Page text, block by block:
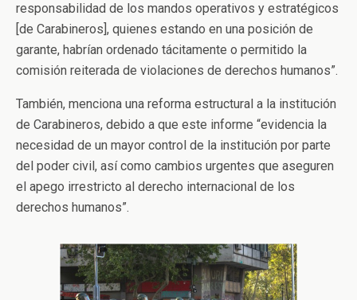
responsabilidad de los mandos operativos y estratégicos
[de Carabineros], quienes estando en una posición de
garante, habrían ordenado tácitamente o permitido la
comisión reiterada de violaciones de derechos humanos”.
También, menciona una reforma estructural a la institución
de Carabineros, debido a que este informe “evidencia la
necesidad de un mayor control de la institución por parte
del poder civil, así como cambios urgentes que aseguren
el apego irrestricto al derecho internacional de los
derechos humanos”.